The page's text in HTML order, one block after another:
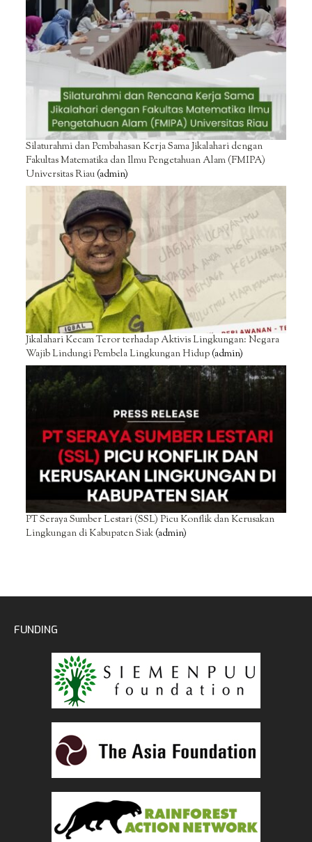
Silaturahmi dan Pembahasan Kerja Sama Jikalahari dengan
Fakultas Matematika dan Ilmu Pengetahuan Alam (FMIPA)
Universitas Riau(admin)
Jikalahari Kecam Teror terhadap Aktivis Lingkungan: Negara
Wajib Lindungi Pembela Lingkungan Hidup(admin)
PT Seraya Sumber Lestari (SSL) Picu Konflik dan Kerusakan
Lingkungan di Kabupaten Siak(admin)
FUNDING